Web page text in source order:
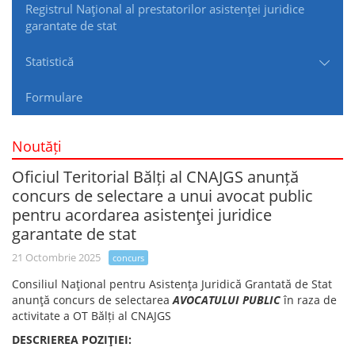
Registrul Naţional al prestatorilor asistenţei juridice
garantate de stat
Statistică
Formulare
Noutăți
Oficiul Teritorial Bălți al CNAJGS anunță
concurs de selectare a unui avocat public
pentru acordarea asistenţei juridice
garantate de stat
21 Octombrie 2025 concurs
Consiliul Naţional pentru Asistenţa Juridică Grantată de Stat
anunţă concurs de selectareaAVOCATULUI PUBLICîn raza de
activitate a OT Bălți al CNAJGS
DESCRIEREA POZIŢIEI: